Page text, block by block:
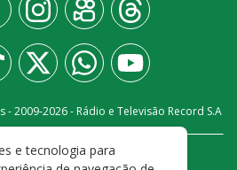
- 2009-2026- Rádio e Televisão Record S.A
CONOSCO PRIVACIDADE
e tecnologia para